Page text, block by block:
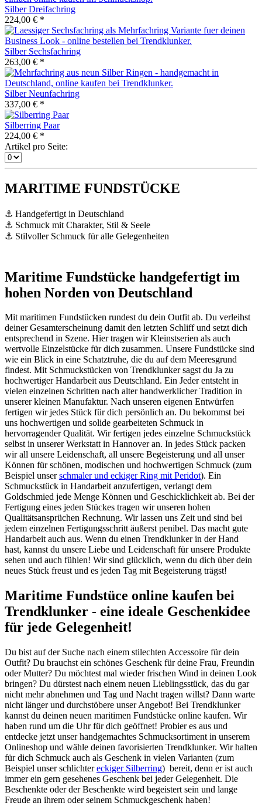
Silber Dreifachring
224,00 € *
Silber Sechsfachring
263,00 € *
Silber Neunfachring
337,00 € *
Silberring Paar
224,00 € *
Artikel pro Seite:
MARITIME FUNDSTÜCKE
⚓ Handgefertigt in Deutschland
⚓ Schmuck mit Charakter, Stil & Seele
⚓ Stilvoller Schmuck für alle Gelegenheiten
Maritime Fundstücke handgefertigt im
hohen Norden von Deutschland
Mit maritimen Fundstücken rundest du dein Outfit ab. Du verleihst
deiner Gesamterscheinung damit den letzten Schliff und setzt dich
entsprechend in Szene. Hier tragen wir Kleinstserien als auch
wertvolle Einzelstücke für dich zusammen. Unsere Fundstücke sind
wie ein Blick in eine Schatztruhe, die du auf dem Meeresgrund
findest. Mit Schmuckstücken von Trendklunker sagst du Ja zu
hochwertiger Handarbeit aus Deutschland. Ein Jeder entsteht in
vielen einzelnen Schritten nach alter handwerklicher Tradition in
unserer kleinen Manufaktur. Nach unseren eigenen Entwürfen
fertigen wir jedes Stück für dich persönlich an. Du bekommst bei
uns hochwertigen und solide gearbeiteten Schmuck in
hervorragender Qualität. Wir fertigen jedes einzelne Schmuckstück
selbst in unserer Werkstatt in Hannover an. In jedes Stück packen
wir all unsere Leidenschaft, all unsere Begeisterung und all unser
Können für schönen, modischen und hochwertigen Schmuck (zum
Beispiel unserschmaler und eckiger Ring mit Peridot). Ein
Schmuckstück in Handarbeit anzufertigen, verlangt dem
Goldschmied jede Menge Können und Geschicklichkeit ab. Bei der
Fertigung eines jeden Stückes tragen wir unseren hohen
Qualitätsansprüchen Rechnung. Wir lassen uns Zeit und sind bei
jedem einzelnen Fertigungsschritt äußerst penibel. Das macht gute
Handarbeit auch aus. Wenn du einen Trendklunker in der Hand
hast, kannst du unsere Liebe und Leidenschaft für unsere Produkte
sehen und auch fühlen! Wir sind glücklich, wenn du dich über dein
neues Stück freust und es jeden Tag mit Begeisterung trägst!
Maritime Fundstüce online kaufen bei
Trendklunker - eine ideale Geschenkidee
für jede Gelegenheit!
Du bist auf der Suche nach einem stilechten Accessoire für dein
Outfit? Du brauchst ein schönes Geschenk für deine Frau, Freundin
oder Mutter? Du möchtest mal wieder frischen Wind in deinen Look
bringen? Du dürstest nach einem neuen Lieblingsstück, das du gar
nicht mehr abnehmen und Tag und Nacht tragen willst? Dann warte
nicht länger und durchstöbere unser Angebot! Bei Trendklunker
kannst du deinen neuen maritimen Fundstücke online kaufen. Wir
haben rund um die Uhr für dich geöffnet! Probier es aus und
entdecke jetzt unser handgemachtes Schmucksortiment in unserem
Onlineshop und wähle deinen favorisierten Trendklunker. Wir halten
für dich Schmuck auch als Geschenk in vielen Varianten (zum
Beispiel unser schlichtereckiger Silberring) bereit, denn er ist auch
immer ein gern gesehenes Geschenk bei jeder Gelegenheit. Die
Beschenkte oder der Beschenkte wird begeistert sein und lange
Freude an ihrem oder seinem Schmuckgeschenk haben!